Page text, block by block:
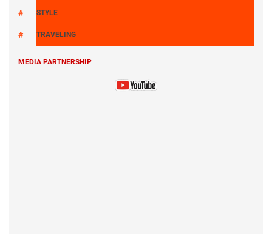
STYLE
TRAVELING
MEDIA PARTNERSHIP